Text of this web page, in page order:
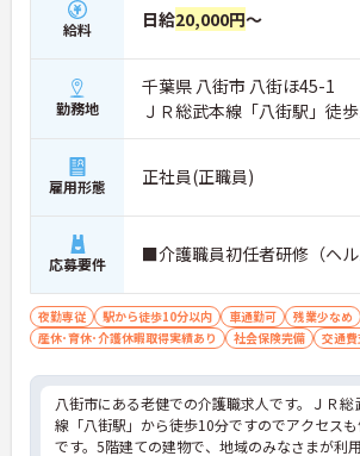
給料 日給20,000円～
勤務地
千葉県 八街市 八街ほ45-1
ＪＲ総武本線「八街駅」徒
雇用形態 正社員(正職員)
応募要件 ■介護職員初任者研修（ヘ
夜勤専従 駅から徒歩10分以内 車通勤可
残業少なめ
産休･育休･介護休暇取得実績あり
社会保険完備 交通
八街市にある老健での介護職求人です。ＪＲ総
線「八街駅」から徒歩10分ですのでアクセス
です。5階建ての建物で、地域のみなさまが利